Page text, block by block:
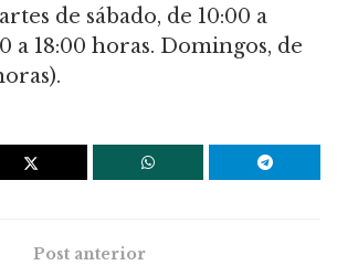
de sábado, de 10:00 a
a 18:00 horas. Domingos, de
Post anterior